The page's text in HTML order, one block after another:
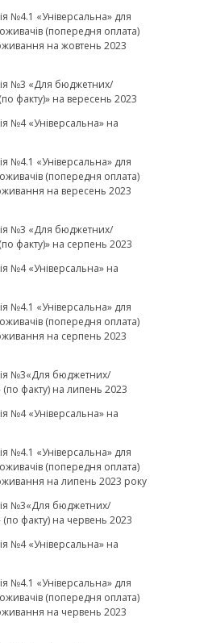
№4.1 «Універсальна» для
(попередня оплата)
на жовтень 2023
№3 «Для бюджетних/
факту)» на вересень 2023
№4 «Універсальна» на
№4.1 «Універсальна» для
(попередня оплата)
на вересень 2023
№3 «Для бюджетних/
факту)» на серпень 2023
№4 «Універсальна» на
№4.1 «Універсальна» для
(попередня оплата)
на серпень 2023
№3«Для бюджетних/
факту) на липень 2023
№4 «Універсальна» на
№4.1 «Універсальна» для
(попередня оплата)
на липень 2023 року
№3«Для бюджетних/
факту) на червень 2023
№4 «Універсальна» на
№4.1 «Універсальна» для
(попередня оплата)
на червень 2023